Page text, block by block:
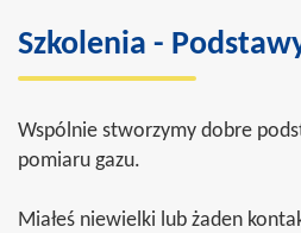
Szkolenia -
Wspólnie stworzymy dobre
pomiaru gazu.
Miałeś niewielki lub żaden